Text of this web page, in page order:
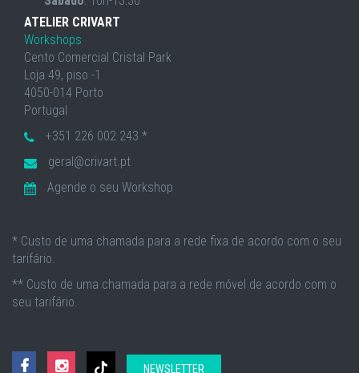
ATELIER CRIVART
Workshops
Cento Comercial Cristal Park
Loja 49, piso -1
4050-014 Porto
Portugal
+351 226 002 243 *
geral@crivart.pt
Agende o seu Workshop
* Custo de uma chamada para a rede fixa de acordo com o seu
tarifário.
** Custo de uma chamada para a rede móvel de acordo com o
seu tarifário.
NEWSLETTER